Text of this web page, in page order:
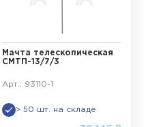
Мачта телескопическая
СМТП-13/7/3
Арт.: 93110-1
> 50 шт. на складе